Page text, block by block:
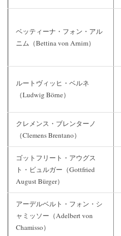
ベッティーナ・フォン・アル
ニム（Bettina von Arnim）
ルートヴィッヒ・ベルネ
（Ludwig Börne）
クレメンス・ブレンターノ
（Clemens Brentano）
ゴットフリート・アウグス
ト・ビュルガー（Gottfried
August Bürger）
アーデルベルト・フォン・シ
ャミッソー（Adelbert von
Chamisso）